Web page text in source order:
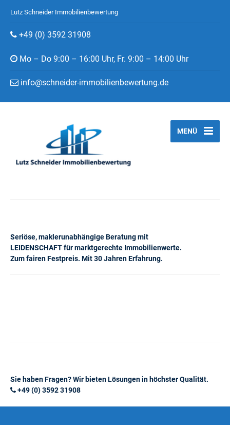
Lutz Schneider Immobilienbewertung
+49 (0) 3592 31908
Mo – Do 9:00 – 16:00 Uhr, Fr. 9:00 – 14:00 Uhr
info@schneider-immobilienbewertung.de
Seriöse, maklerunabhängige Beratung mit
LEIDENSCHAFT für marktgerechte Immobilienwerte.
Zum fairen Festpreis. Mit 30 Jahren Erfahrung.
MENÜ
Sie haben Fragen? Wir bieten Lösungen in höchster Qualität.
+49 (0) 3592 31908